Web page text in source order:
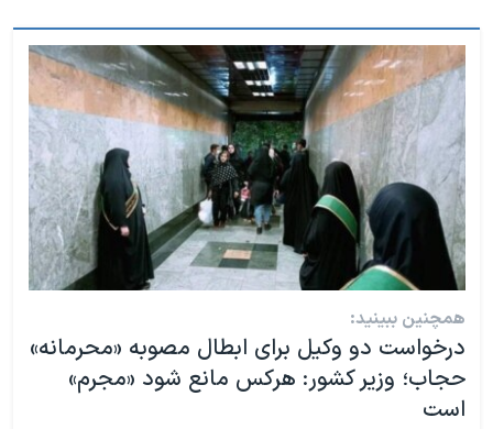
همچنین ببینید:
درخواست دو وکیل برای ابطال مصوبه «محرمانه»
حجاب؛ وزیر کشور: هرکس مانع شود «مجرم»
است